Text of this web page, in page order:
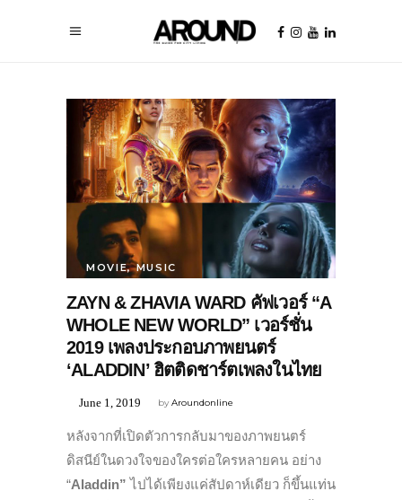
MOVIE,MUSIC
ZAYN & ZHAVIA WARD คัฟเวอร์ “A
WHOLE NEW WORLD” เวอร์ชั่น
2019 เพลงประกอบภาพยนตร์
‘ALADDIN’ ฮิตติดชาร์ตเพลงในไทย
byAroundonline
June 1, 2019
หลังจากที่เปิดตัวการกลับมาของภาพยนตร์
ดิสนีย์ในดวงใจของใครต่อใครหลายคน อย่าง
“Aladdin” ไปได้เพียงแค่สัปดาห์เดียว ก็ขึ้นแท่น